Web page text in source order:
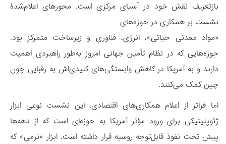
بازتعریف نقش خود در آسیای مرکزی است. محورهای اعلام‌شدۀ
نشست بر همکاری در حوزه‌های
«مواد معدنی حیاتی»، انرژی، فناوری و زیرساخت متمرکز بود.
حوزه‌هایی که در نظام تأمین جهانی امروز به‌طور راهبردی اهمیت
دارند و به آمریکا در کاهش وابستگی‌های کلیدی‌اش به رقبایی چون
چین کمک می‌کنند.
اما فراتر از اعلام همکاری‌های اقتصادی، این نشست نوعی ابزار
ژئوپلیتیکی برای ورود مؤثر آمریکا به حوزه‌ای است که از دهه‌ها
پیش تحت نفوذ قابل‌توجه روسیه قرار داشته است. ابزار «نرمی» که